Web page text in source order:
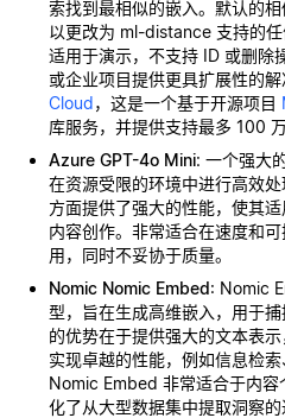
索找到最相似的嵌入。默认的
以更改为 ml-distance 支持的
适用于演示，不支持 ID 或删除
或企业项目提供更具扩展性的
Cloud，这是一个基于开源项目
库服务，并提供支持最多 100
Azure GPT-4o Mini: 一个强大
在资源受限的环境中进行高效
方面提供了强大的性能，使其
内容创作。非常适合在速度和
用，同时不妥协于质量。
Nomic Nomic Embed: Nomic
型，旨在生成高维嵌入，用于
的优势在于提供强大的文本表
实现卓越的性能，例如信息检索
Nomic Embed 非常适合于内容
化了从大型数据集中提取洞察的